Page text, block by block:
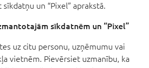
un “Pixel” aprakstā.
sīkdatnēm un “Pixel”
uz citu personu, uzņēmumu vai
vietnēm. Pievērsiet uzmanību, ka